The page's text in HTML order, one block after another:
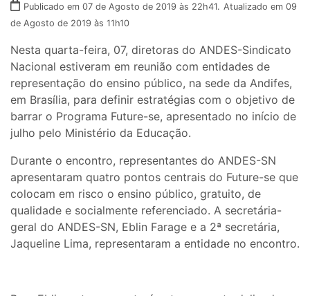
Publicado em 07 de Agosto de 2019 às 22h41. Atualizado em 09
de Agosto de 2019 às 11h10
Nesta quarta-feira, 07, diretoras do ANDES-Sindicato
Nacional estiveram em reunião com entidades de
representação do ensino público, na sede da Andifes,
em Brasília, para definir estratégias com o objetivo de
barrar o Programa Future-se, apresentado no início de
julho pelo Ministério da Educação.
Durante o encontro, representantes do ANDES-SN
apresentaram quatro pontos centrais do Future-se que
colocam em risco o ensino público, gratuito, de
qualidade e socialmente referenciado. A secretária-
geral do ANDES-SN, Eblin Farage e a 2ª secretária,
Jaqueline Lima, representaram a entidade no encontro.